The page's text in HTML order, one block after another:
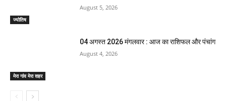
ज्योतिष
August 5, 2026
मेरा गांव मेरा शहर
04 अगस्त 2026 मंगलवार : आज का राशिफल और पंचांग
August 4, 2026